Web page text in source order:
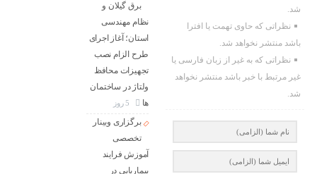
شد.
نظراتی که حاوی تهمت یا افترا
باشد منتشر نخواهد شد.
نظراتی که به غیر از زبان فارسی یا
غیر مرتبط با خبر باشد منتشر نخواهد
شد.
برق گیلان و
نظام مهندسی
استان؛ آغاز اجرای
طرح الزام نصب
تجهیزات محافظ
ولتاژ در ساختمان
ها
برگزاری وبینار
تخصصی
آموزش فرایند
بیماریابی در